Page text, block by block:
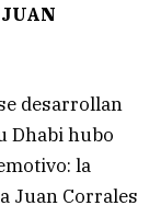
desarrollan
Dhabi hubo
la
Juan Corrales